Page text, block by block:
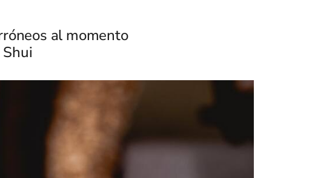
al momento